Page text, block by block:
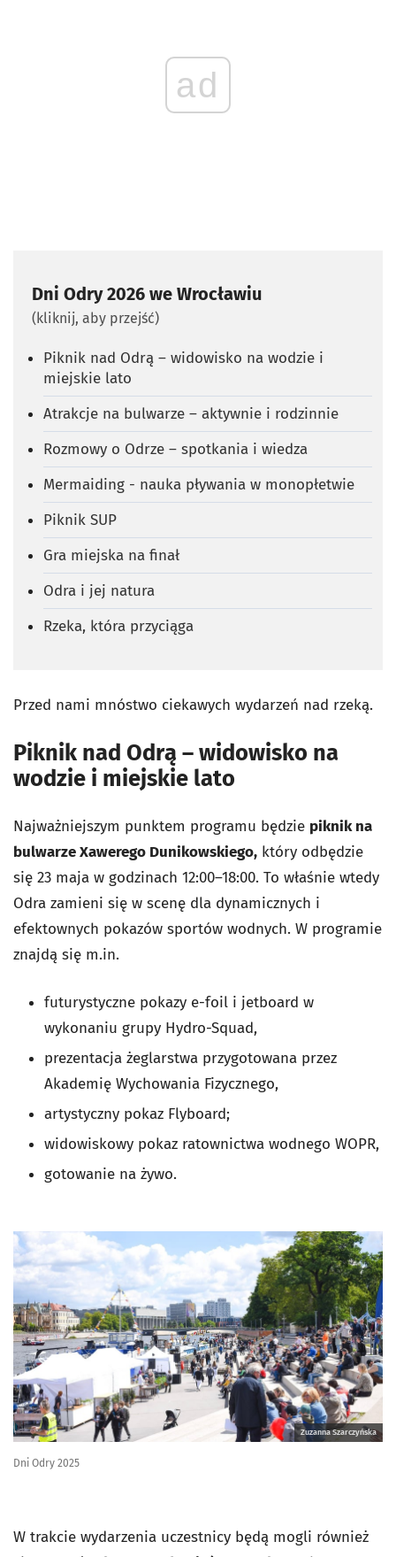
ad
Dni Odry 2026 we Wrocławiu
(kliknij, aby przejść)
Piknik nad Odrą – widowisko na wodzie i
miejskie lato
Atrakcje na bulwarze – aktywnie i rodzinnie
Rozmowy o Odrze – spotkania i wiedza
Mermaiding - nauka pływania w monopłetwie
Piknik SUP
Gra miejska na finał
Odra i jej natura
Rzeka, która przyciąga
Przed nami mnóstwo ciekawych wydarzeń nad rzeką.
Piknik nad Odrą – widowisko na
wodzie i miejskie lato
Najważniejszym punktem programu będzie piknik na
bulwarze Xawerego Dunikowskiego, który odbędzie
się 23 maja w godzinach 12:00–18:00. To właśnie wtedy
Odra zamieni się w scenę dla dynamicznych i
efektownych pokazów sportów wodnych. W programie
znajdą się m.in.
futurystyczne pokazy e-foil i jetboard w
wykonaniu grupy Hydro-Squad,
prezentacja żeglarstwa przygotowana przez
Akademię Wychowania Fizycznego,
artystyczny pokaz Flyboard;
widowiskowy pokaz ratownictwa wodnego WOPR,
gotowanie na żywo.
Zuzanna Szarczyńska
Dni Odry 2025
W trakcie wydarzenia uczestnicy będą mogli również